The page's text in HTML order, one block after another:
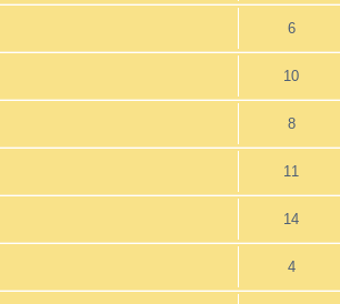
6
10
8
11
14
4